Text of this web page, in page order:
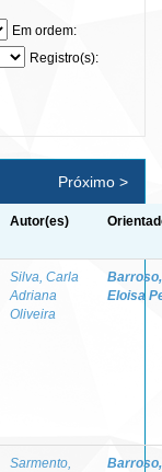
Em ordem:
Registro(s):
Próximo >
Autor(es)
Silva, Carla
Adriana
Oliveira
Barroso,
Eloisa
Sarmento,
Barroso,